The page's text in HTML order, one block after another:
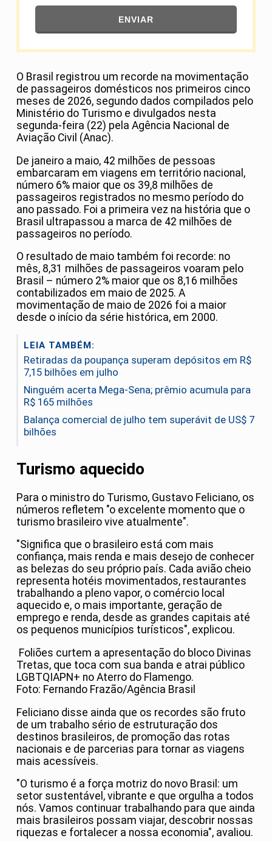
ENVIAR
O Brasil registrou um recorde na movimentação
de passageiros domésticos nos primeiros cinco
meses de 2026, segundo dados compilados pelo
Ministério do Turismo e divulgados nesta
segunda-feira (22) pela Agência Nacional de
Aviação Civil (Anac).
De janeiro a maio, 42 milhões de pessoas
embarcaram em viagens em território nacional,
número 6% maior que os 39,8 milhões de
passageiros registrados no mesmo período do
ano passado. Foi a primeira vez na história que o
Brasil ultrapassou a marca de 42 milhões de
passageiros no período.
O resultado de maio também foi recorde: no
mês, 8,31 milhões de passageiros voaram pelo
Brasil – número 2% maior que os 8,16 milhões
contabilizados em maio de 2025. A
movimentação de maio de 2026 foi a maior
desde o início da série histórica, em 2000.
LEIA TAMBÉM:
Retiradas da poupança superam depósitos em R$
7,15 bilhões em julho
Ninguém acerta Mega-Sena; prêmio acumula para
R$ 165 milhões
Balança comercial de julho tem superávit de US$ 7
bilhões
Turismo aquecido
Para o ministro do Turismo, Gustavo Feliciano, os
números refletem "o excelente momento que o
turismo brasileiro vive atualmente".
"Significa que o brasileiro está com mais
confiança, mais renda e mais desejo de conhecer
as belezas do seu próprio país. Cada avião cheio
representa hotéis movimentados, restaurantes
trabalhando a pleno vapor, o comércio local
aquecido e, o mais importante, geração de
emprego e renda, desde as grandes capitais até
os pequenos municípios turísticos", explicou.
Foliões curtem a apresentação do bloco Divinas
Tretas, que toca com sua banda e atrai público
LGBTQIAPN+ no Aterro do Flamengo.
Foto: Fernando Frazão/Agência Brasil
Feliciano disse ainda que os recordes são fruto
de um trabalho sério de estruturação dos
destinos brasileiros, de promoção das rotas
nacionais e de parcerias para tornar as viagens
mais acessíveis.
"O turismo é a força motriz do novo Brasil: um
setor sustentável, vibrante e que orgulha a todos
nós. Vamos continuar trabalhando para que ainda
mais brasileiros possam viajar, descobrir nossas
riquezas e fortalecer a nossa economia", avaliou.